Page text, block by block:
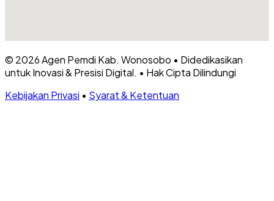
© 2026Agen Pemdi Kab. Wonosobo • Didedikasikan
untuk Inovasi & Presisi Digital. • Hak Cipta Dilindungi
Kebijakan Privasi • Syarat & Ketentuan